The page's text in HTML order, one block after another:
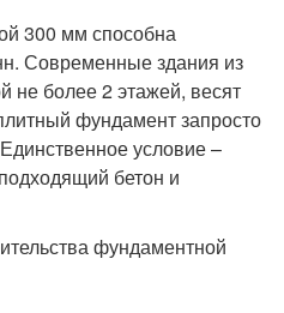
300 мм способна
Современные здания из
не более 2 этажей, весят
фундамент запросто
условие –
бетон и
фундаментной